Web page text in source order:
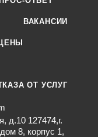
ВАКАНСИИ
ОТ УСЛУГ
д.10 127474,г.
8, корпус 1,